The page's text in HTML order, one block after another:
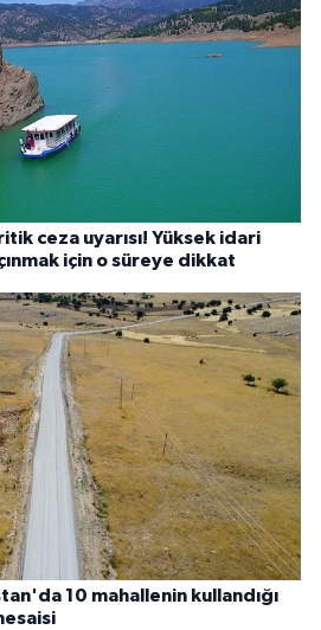
ceza uyarısı! Yüksek idari
için o süreye dikkat
10 mahallenin kullandığı